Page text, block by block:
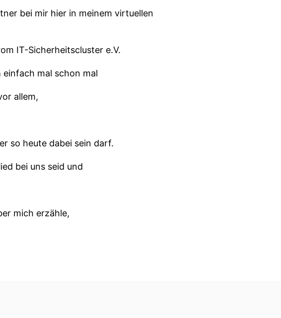
bei mir hier in meinem virtuellen
IT-Sicherheitscluster e.V.
mal schon mal
allem,
so heute dabei sein darf.
bei uns seid und
mich erzähle,